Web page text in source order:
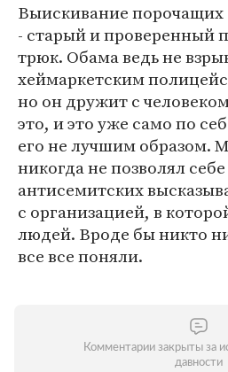
Выискивание порочащих
- старый и проверенный
трюк. Обама ведь не
хеймаркетским
но он дружит с
это, и это уже само по
его не лучшим образом.
никогда не позволял
антисемитских
с организацией, в
людей. Вроде бы никто
все все поняли.
Комментарии закрыты за
давности